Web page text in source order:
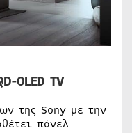
OLED TV
της Sony με την
πάνελ